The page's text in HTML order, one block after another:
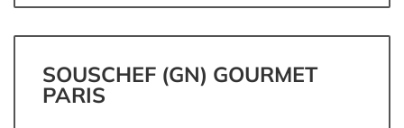
SOUSCHEF (GN) GOURMET
PARIS